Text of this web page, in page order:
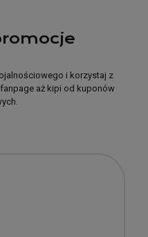
i korzystaj z
aż kipi od kuponów